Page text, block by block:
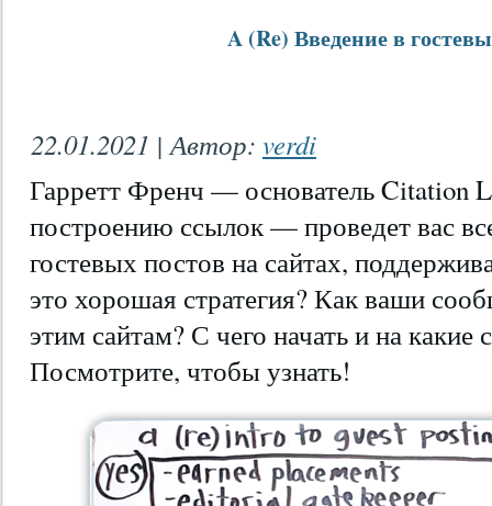
A (Re) Введение в
22.01.2021 | Автор: verdi
Гарретт Френч — основатель Citation
построению ссылок — проведет вас
гостевых постов на сайтах,
это хорошая стратегия? Как ваши
этим сайтам? С чего начать и на
Посмотрите, чтобы узнать!